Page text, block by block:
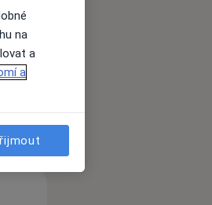
na
a
a